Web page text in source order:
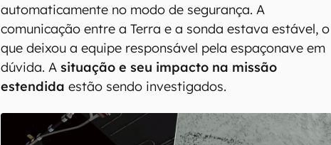
automaticamente no modo de segurança. A
comunicação entre a Terra e a sonda estava estável, o
que deixou a equipe responsável pela espaçonave em
dúvida. Asituação e seu impacto na missão
estendida estão sendo investigados.